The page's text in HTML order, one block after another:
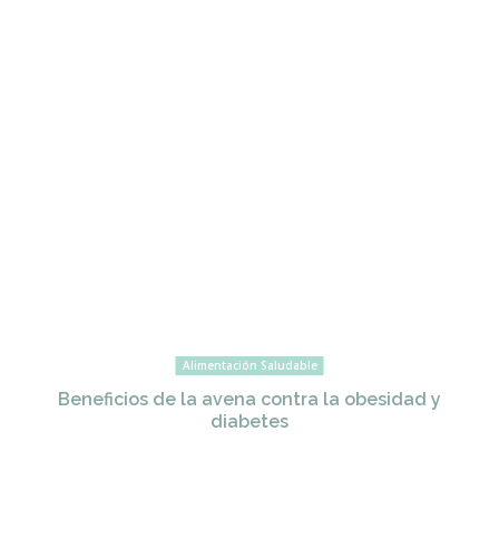
Alimentación Saludable
Beneficios de la avena contra la obesidad y
diabetes